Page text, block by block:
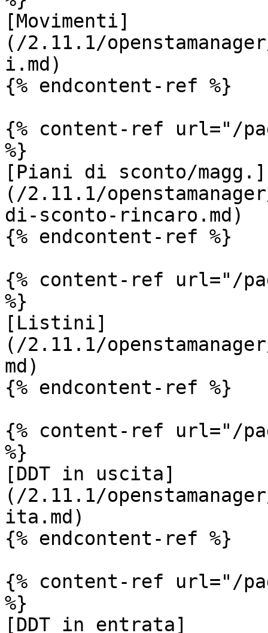
[Movimenti]
(/2.11.1/
i.md)
{% endcontent-ref %}
{% content-ref url="/
%}
[Piani di sconto/magg.]
(/2.11.1/
di-sconto-rincaro.md)
{% endcontent-ref %}
{% content-ref url="/
%}
[Listini]
(/2.11.1/
md)
{% endcontent-ref %}
{% content-ref url="/
%}
[DDT in uscita]
(/2.11.1/
ita.md)
{% endcontent-ref %}
{% content-ref url="/
%}
[DDT in entrata]